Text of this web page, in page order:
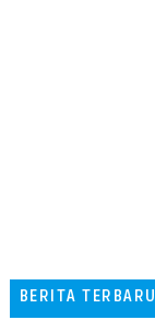
BERITA TERBARU